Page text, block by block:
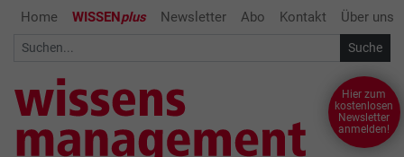
Home WISSENplus Newsletter Abo Kontakt Über uns
Hier zum
kostenlosen
Newsletter
anmelden!